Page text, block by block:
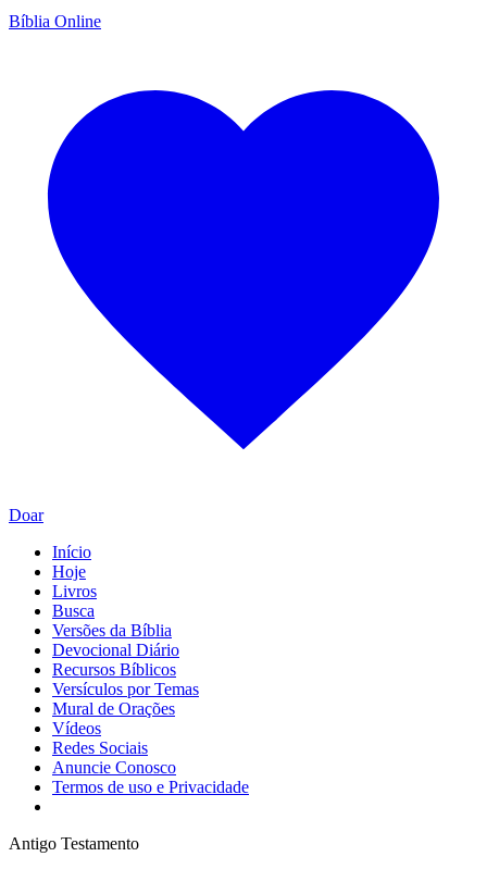
Bíblia Online
Doar
Início
Hoje
Livros
Busca
Versões da Bíblia
Devocional Diário
Recursos Bíblicos
Versículos por Temas
Mural de Orações
Vídeos
Redes Sociais
Anuncie Conosco
Termos de uso e Privacidade
Antigo Testamento